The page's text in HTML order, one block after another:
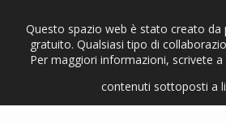
Questo spazio web è stato creato da
gratuito. Qualsiasi tipo di
Per maggiori informazioni, scrivete a
contenuti sottoposti a